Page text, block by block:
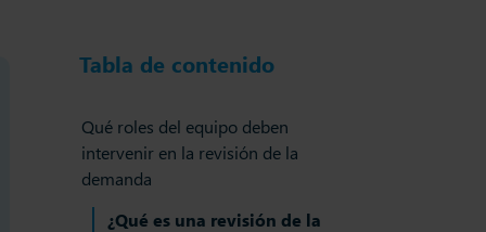
Tabla de contenido
Qué roles del equipo deben
intervenir en la revisión de la
demanda
¿Qué es una revisión de la